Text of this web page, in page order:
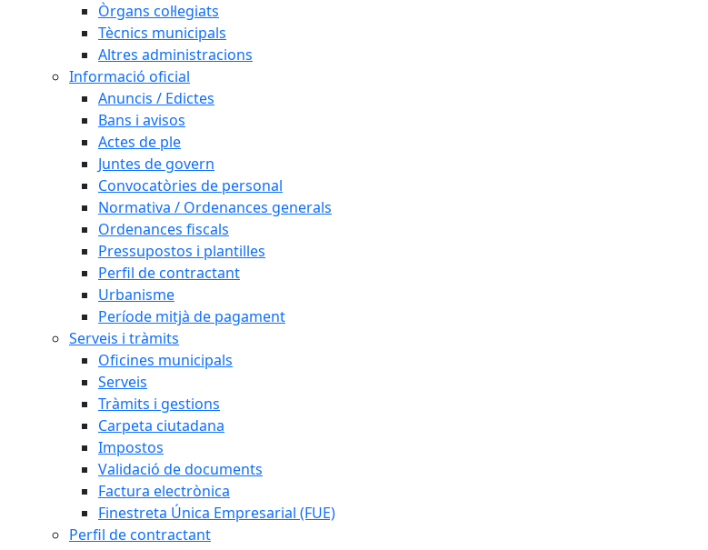
Òrgans col·legiats
Tècnics municipals
Altres administracions
Informació oficial
Anuncis / Edictes
Bans i avisos
Actes de ple
Juntes de govern
Convocatòries de personal
Normativa / Ordenances generals
Ordenances fiscals
Pressupostos i plantilles
Perfil de contractant
Urbanisme
Període mitjà de pagament
Serveis i tràmits
Oficines municipals
Serveis
Tràmits i gestions
Carpeta ciutadana
Impostos
Validació de documents
Factura electrònica
Finestreta Única Empresarial (FUE)
Perfil de contractant